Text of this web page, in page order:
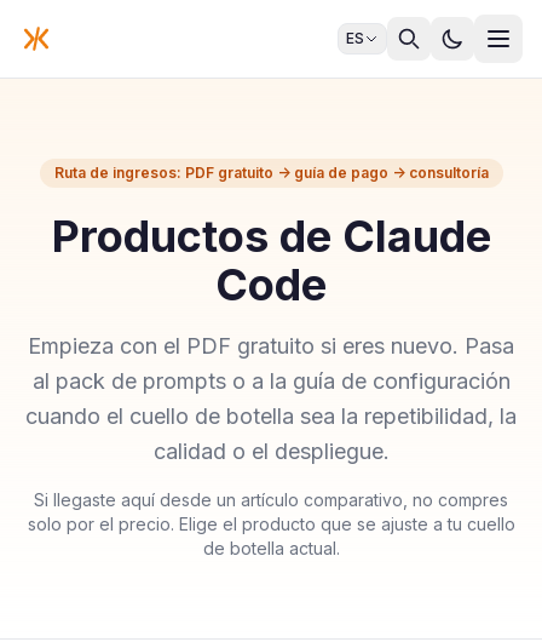
ES
Ruta de ingresos: PDF gratuito -> guía de pago -> consultoría
Productos de Claude
Code
Empieza con el PDF gratuito si eres nuevo. Pasa
al pack de prompts o a la guía de configuración
cuando el cuello de botella sea la repetibilidad, la
calidad o el despliegue.
Si llegaste aquí desde un artículo comparativo, no compres
solo por el precio. Elige el producto que se ajuste a tu cuello
de botella actual.